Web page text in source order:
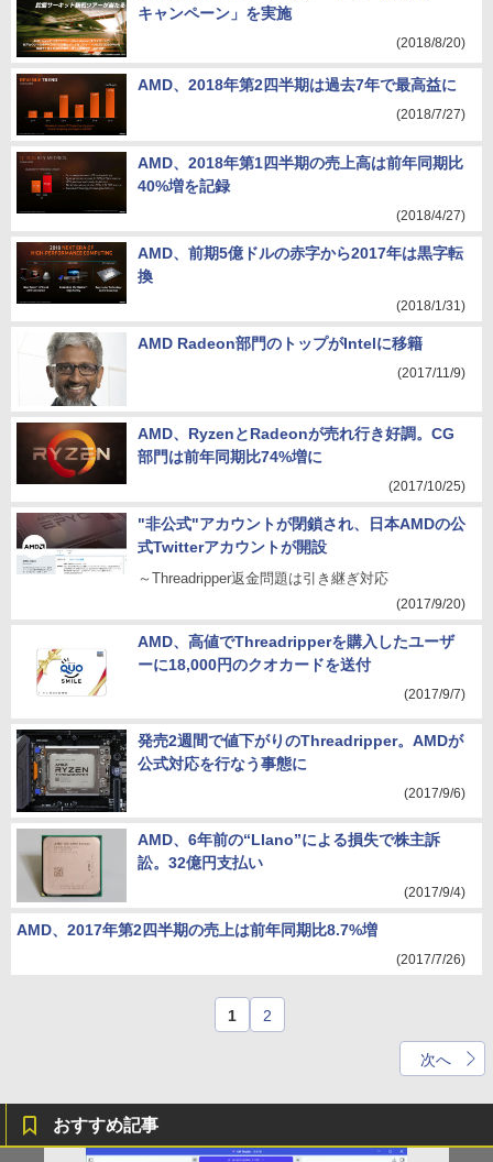
キャンペーン」を実施
(2018/8/20)
AMD、2018年第2四半期は過去7年で最高益に
(2018/7/27)
AMD、2018年第1四半期の売上高は前年同期比
40%増を記録
(2018/4/27)
AMD、前期5億ドルの赤字から2017年は黒字転
換
(2018/1/31)
AMD Radeon部門のトップがIntelに移籍
(2017/11/9)
AMD、RyzenとRadeonが売れ行き好調。CG
部門は前年同期比74%増に
(2017/10/25)
"非公式"アカウントが閉鎖され、日本AMDの公
式Twitterアカウントが開設
～Threadripper返金問題は引き継ぎ対応
(2017/9/20)
AMD、高値でThreadripperを購入したユーザ
ーに18,000円のクオカードを送付
(2017/9/7)
発売2週間で値下がりのThreadripper。AMDが
公式対応を行なう事態に
(2017/9/6)
AMD、6年前の“Llano”による損失で株主訴
訟。32億円支払い
(2017/9/4)
AMD、2017年第2四半期の売上は前年同期比8.7%増
(2017/7/26)
1 2
次へ
おすすめ記事